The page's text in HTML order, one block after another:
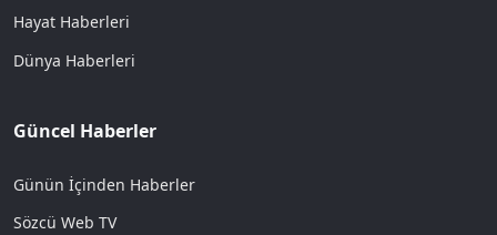
Hayat Haberleri
Dünya Haberleri
Güncel Haberler
Günün İçinden Haberler
Sözcü Web TV